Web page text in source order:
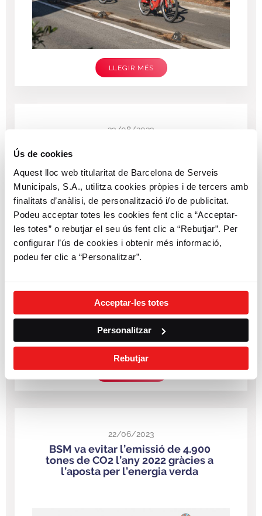
Ús de cookies
Aquest lloc web titularitat de Barcelona de Serveis
Municipals, S.A., utilitza cookies pròpies i de tercers amb
finalitats d’anàlisi, de personalització i/o de publicitat.
Podeu acceptar totes les cookies fent clic a “Acceptar-
les totes” o rebutjar el seu ús fent clic a “Rebutjar”. Per
configurar l’ús de cookies i obtenir més informació,
podeu fer clic a “Personalitzar”.
Acceptar-les totes
Personalitzar
Rebutjar
LLEGIR MÉS
23/08/2023
LLEGIR MÉS
22/06/2023
BSM va evitar l’emissió de 4.900
tones de CO2 l’any 2022 gràcies a
l’aposta per l’energia verda